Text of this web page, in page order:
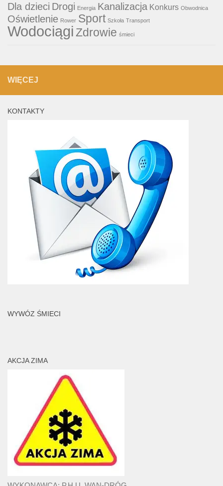
Dla dzieci Drogi Energia Kanalizacja Konkurs Obwodnica
Oświetlenie Rower Sport Szkoła Transport
WodociągiZdrowie śmieci
WIĘCEJ
KONTAKTY
WYWÓZ ŚMIECI
AKCJA ZIMA